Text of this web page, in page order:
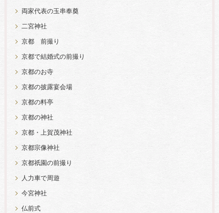
両家代表の玉串奉奠
二宮神社
京都 前撮り
京都で結婚式の前撮り
京都のお寺
京都の披露宴会場
京都の料亭
京都の神社
京都・上賀茂神社
京都宗像神社
京都祇園の前撮り
人力車で周遊
今宮神社
仏前式